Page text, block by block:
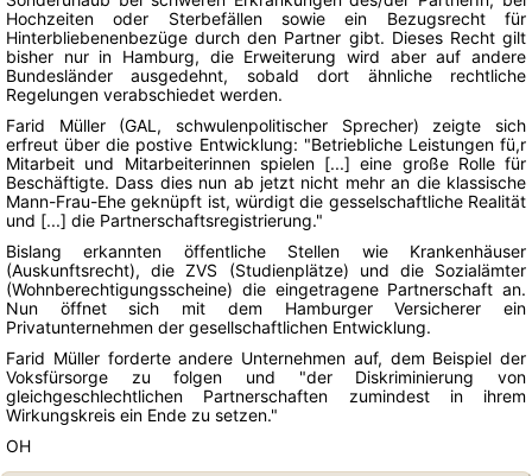
Hochzeiten oder Sterbefällen sowie ein Bezugsrecht für
Hinterbliebenenbezüge durch den Partner gibt. Dieses Recht gilt
bisher nur in Hamburg, die Erweiterung wird aber auf andere
Bundesländer ausgedehnt, sobald dort ähnliche rechtliche
Regelungen verabschiedet werden.
Farid Müller (GAL, schwulenpolitischer Sprecher) zeigte sich
erfreut über die postive Entwicklung: "Betriebliche Leistungen fü,r
Mitarbeit und Mitarbeiterinnen spielen [...] eine große Rolle für
Beschäftigte. Dass dies nun ab jetzt nicht mehr an die klassische
Mann-Frau-Ehe geknüpft ist, würdigt die gesselschaftliche Realität
und [...] die Partnerschaftsregistrierung."
Bislang erkannten öffentliche Stellen wie Krankenhäuser
(Auskunftsrecht), die ZVS (Studienplätze) und die Sozialämter
(Wohnberechtigungsscheine) die eingetragene Partnerschaft an.
Nun öffnet sich mit dem Hamburger Versicherer ein
Privatunternehmen der gesellschaftlichen Entwicklung.
Farid Müller forderte andere Unternehmen auf, dem Beispiel der
Voksfürsorge zu folgen und "der Diskriminierung von
gleichgeschlechtlichen Partnerschaften zumindest in ihrem
Wirkungskreis ein Ende zu setzen."
OH